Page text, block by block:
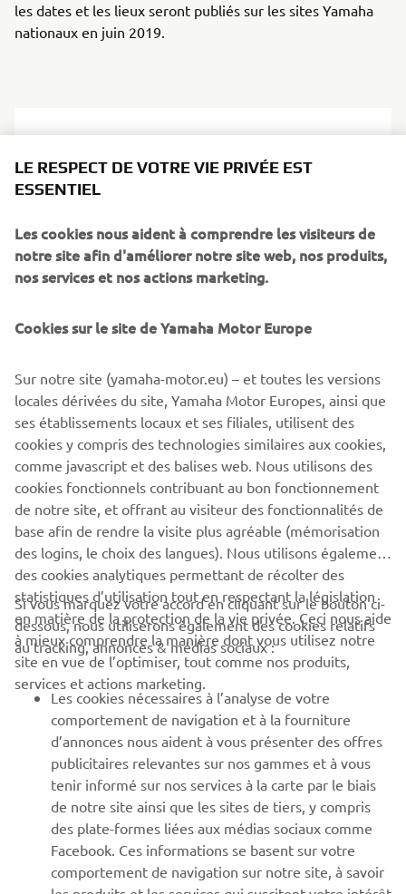
les dates et les lieux seront publiés sur les sites Yamaha
nationaux en juin 2019.
.
CORPORATE
BUSINESS
PLUS DE YAMAHA
SOUTIEN
LE RESPECT DE VOTRE VIE PRIVÉE EST
ESSENTIEL
Les cookies nous aident à comprendre les visiteurs de
notre site afin d'améliorer notre site web, nos produits,
nos services et nos actions marketing.
Cookies sur le site de Yamaha Motor Europe
Sur notre site (yamaha-motor.eu) – et toutes les versions
locales dérivées du site, Yamaha Motor Europes, ainsi que
ses établissements locaux et ses filiales, utilisent des
cookies y compris des technologies similaires aux cookies,
comme javascript et des balises web. Nous utilisons des
cookies fonctionnels contribuant au bon fonctionnement
de notre site, et offrant au visiteur des fonctionnalités de
base afin de rendre la visite plus agréable (mémorisation
des logins, le choix des langues). Nous utilisons également
des cookies analytiques permettant de récolter des
statistiques d’utilisation tout en respectant la législation
en matière de la protection de la vie privée. Ceci nous aide
à mieux comprendre la manière dont vous utilisez notre
site en vue de l’optimiser, tout comme nos produits,
services et actions marketing.
Si vous marquez votre accord en cliquant sur le bouton ci-
dessous, nous utiliserons également des cookies relatifs
au tracking, annonces & médias sociaux :
Les cookies nécessaires à l’analyse de votre
comportement de navigation et à la fourniture
d’annonces nous aident à vous présenter des offres
publicitaires relevantes sur nos gammes et à vous
tenir informé sur nos services à la carte par le biais
de notre site ainsi que les sites de tiers, y compris
des plate-formes liées aux médias sociaux comme
Facebook. Ces informations se basent sur votre
comportement de navigation sur notre site, à savoir